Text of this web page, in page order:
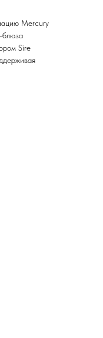
Mercury
блюза
Sire